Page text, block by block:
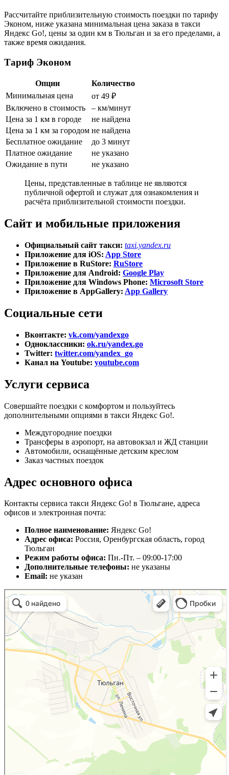
Рассчитайте приблизительную стоимость поездки по тарифу
Эконом, ниже указана минимальная цена заказа в такси
Яндекс Go!, цены за один км в Тюльган и за его пределами, а
также время ожидания.
Тариф Эконом
Опции
Количество
Минимальная цена
от 49 ₽
Включено в стоимость
– км/минут
Цена за 1 км в городе
не найдена
Цена за 1 км за городом не найдена
Бесплатное ожидание
до 3 минут
Платное ожидание
не указано
Ожидание в пути
не указано
Цены, представленные в таблице не являются
публичной офертой и служат для ознакомления и
расчёта приблизительной стоимости поездки.
Сайт и мобильные приложения
Официальный сайт такси: taxi.yandex.ru
Приложение для iOS: App Store
Приложение в RuStore: RuStore
Приложение для Android: Google Play
Приложение для Windows Phone: Microsoft Store
Приложение в AppGallery: App Gallery
Социальные сети
Вконтакте: vk.com/yandexgo
Одноклассники: ok.ru/yandex.go
Twitter: twitter.com/yandex_go
Канал на Youtube: youtube.com
Услуги сервиса
Совершайте поездки с комфортом и пользуйтесь
дополнительными опциями в такси Яндекс Go!.
Междугородние поездки
Трансферы в аэропорт, на автовокзал и ЖД станции
Автомобили, оснащённые детским креслом
Заказ частных поездок
Адрес основного офиса
Контакты сервиса такси Яндекс Go! в Тюльгане, адреса
офисов и электронная почта:
Полное наименование: Яндекс Go!
Адрес офиса: Россия, Оренбургская область, город
Тюльган
Режим работы офиса: Пн.-Пт. – 09:00-17:00
Дополнительные телефоны: не указаны
Email: не указан